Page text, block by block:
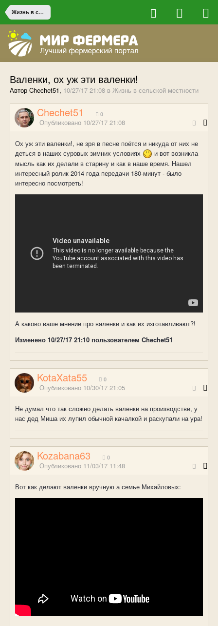
Жизнь в сельской местности
Валенки, ох уж эти валенки!
Автор Chechet51, 10/27/17 21:08 в Жизнь в сельской местности
Chechet51 0
Опубликовано 10/27/17 21:08
Ох уж эти валенки!, не зря в песне поётся и никуда от них не
деться в наших суровых зимних условиях
и вот возникла
мысль как их делали в старину и как в наше время. Нашел
интересный ролик 2014 года передачи 180-минут - было
интересно посмотреть!
А каково ваше мнение про валенки и как их изготавливают?!
Изменено 10/27/17 21:10 пользователем Chechet51
KotaXata55 0
Опубликовано 10/30/17 21:05
Не думал что так сложно делать валенки на производстве, у
нас дед Миша их лупил обычной качалкой и раскупали на ура!
Kozabana63 0
Опубликовано 11/03/17 11:48
Вот как делают валенки вручную а семье Михайловых: